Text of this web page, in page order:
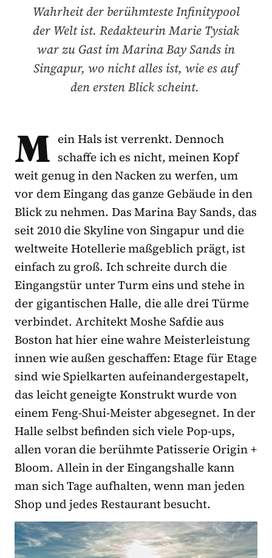
Wahrheit der berühmteste Infinitypool
der Welt ist. Redakteurin Marie Tysiak
war zu Gast im Marina Bay Sands in
Singapur, wo nicht alles ist, wie es auf
den ersten Blick scheint.
M ein Hals ist verrenkt. Dennoch
schaffe ich es nicht, meinen Kopf
weit genug in den Nacken zu werfen, um
vor dem Eingang das ganze Gebäude in den
Blick zu nehmen. Das Marina Bay Sands, das
seit 2010 die Skyline von Singapur und die
weltweite Hotellerie maßgeblich prägt, ist
einfach zu groß. Ich schreite durch die
Eingangstür unter Turm eins und stehe in
der gigantischen Halle, die alle drei Türme
verbindet. Architekt Moshe Safdie aus
Boston hat hier eine wahre Meisterleistung
innen wie außen geschaffen: Etage für Etage
sind wie Spielkarten aufeinandergestapelt,
das leicht geneigte Konstrukt wurde von
einem Feng-Shui-Meister abgesegnet. In der
Halle selbst befinden sich viele Pop-ups,
allen voran die berühmte Patisserie Origin +
Bloom. Allein in der Eingangshalle kann
man sich Tage aufhalten, wenn man jeden
Shop und jedes Restaurant besucht.